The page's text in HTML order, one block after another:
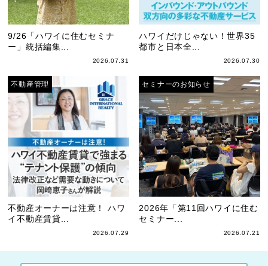
9/26「ハワイに住むセミナ
ー」統括編集...
2026.07.31
ハワイだけじゃない！世界35
都市と日本全...
2026.07.30
不動産管理
不動産オーナーは注意！ ハワ
イ不動産賃貸...
2026.07.29
セミナーのお知らせ
2026年「第11回ハワイに住む
セミナー...
2026.07.21